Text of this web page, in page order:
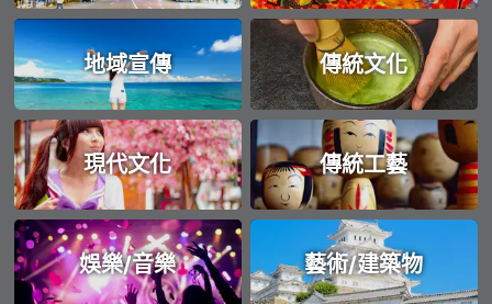
地域宣傳 傳統文化
現代文化 傳統工藝
娛樂/音樂 藝術/建築物